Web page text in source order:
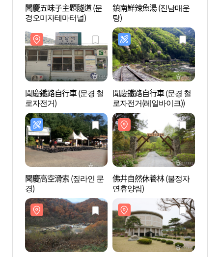
聞慶五味子主題隧道 (문
경오미자테마터널)
鎮南鮮辣魚湯 (진남매운
탕)
聞慶鐵路自行車 (문경 철
로자전거)
聞慶鐵路自行車 (문경 철
로자전거(레일바이크))
聞慶高空滑索 (짚라인 문
경)
佛井自然休養林 (불정자
연휴양림)